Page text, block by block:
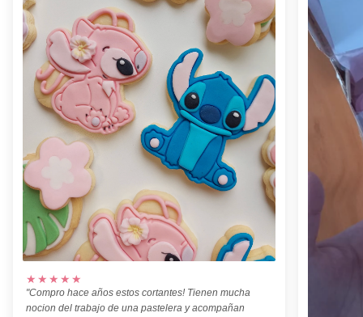
★★★★★
"Compro hace años estos cortantes! Tienen mucha
nocion del trabajo de una pastelera y acompañan